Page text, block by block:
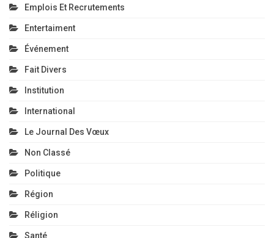
Emplois Et Recrutements
Entertaiment
Événement
Fait Divers
Institution
International
Le Journal Des Vœux
Non Classé
Politique
Région
Réligion
Santé